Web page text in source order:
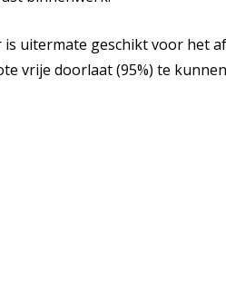
uitermate geschikt voor het
vrije doorlaat (95%) te